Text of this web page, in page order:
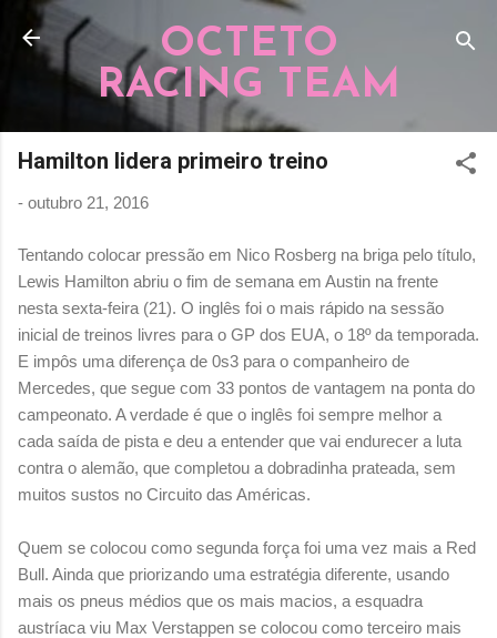
Pular para o conteúdo principal
OCTETO
RACING TEAM
Hamilton lidera primeiro treino
- outubro 21, 2016
Tentando colocar pressão em Nico Rosberg na briga pelo título,
Lewis Hamilton abriu o fim de semana em Austin na frente
nesta sexta-feira (21). O inglês foi o mais rápido na sessão
inicial de treinos livres para o GP dos EUA, o 18º da temporada.
E impôs uma diferença de 0s3 para o companheiro de
Mercedes, que segue com 33 pontos de vantagem na ponta do
campeonato. A verdade é que o inglês foi sempre melhor a
cada saída de pista e deu a entender que vai endurecer a luta
contra o alemão, que completou a dobradinha prateada, sem
muitos sustos no Circuito das Américas.
Quem se colocou como segunda força foi uma vez mais a Red
Bull. Ainda que priorizando uma estratégia diferente, usando
mais os pneus médios que os mais macios, a esquadra
austríaca viu Max Verstappen se colocou como terceiro mais